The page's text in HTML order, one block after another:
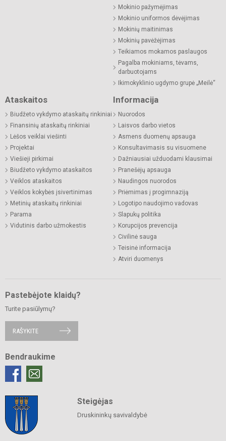
Mokinio pažymėjimas
Mokinio uniformos dėvėjimas
Mokinių maitinimas
Mokinių pavėžėjimas
Teikiamos mokamos paslaugos
Pagalba mokiniams, tėvams,
darbuotojams
Ikimokyklinio ugdymo grupė „Meilė“
Ataskaitos
Biudžeto vykdymo ataskaitų rinkiniai
Finansinių ataskaitų rinkiniai
Lėšos veiklai viešinti
Projektai
Viešieji pirkimai
Biudžeto vykdymo ataskaitos
Veiklos ataskaitos
Veiklos kokybės įsivertinimas
Metinių ataskaitų rinkiniai
Parama
Vidutinis darbo užmokestis
Informacija
Nuorodos
Laisvos darbo vietos
Asmens duomenų apsauga
Konsultavimasis su visuomene
Dažniausiai užduodami klausimai
Pranešėjų apsauga
Naudingos nuorodos
Priėmimas į progimnaziją
Logotipo naudojimo vadovas
Slapukų politika
Korupcijos prevencija
Civilinė sauga
Teisinė informacija
Atviri duomenys
Pastebėjote klaidų?
Turite pasiūlymų?
RAŠYKITE
Bendraukime
Steigėjas
Druskininkų savivaldybė